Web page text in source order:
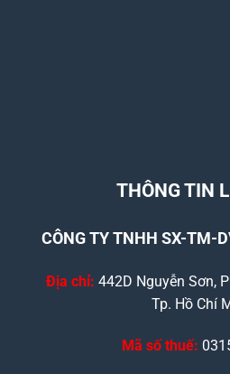
THÔNG TIN
CÔNG TY TNHH SX-TM-
Địa chỉ: 442D Nguyễn Sơn,
Tp. Hồ Chí
Mã số thuế: